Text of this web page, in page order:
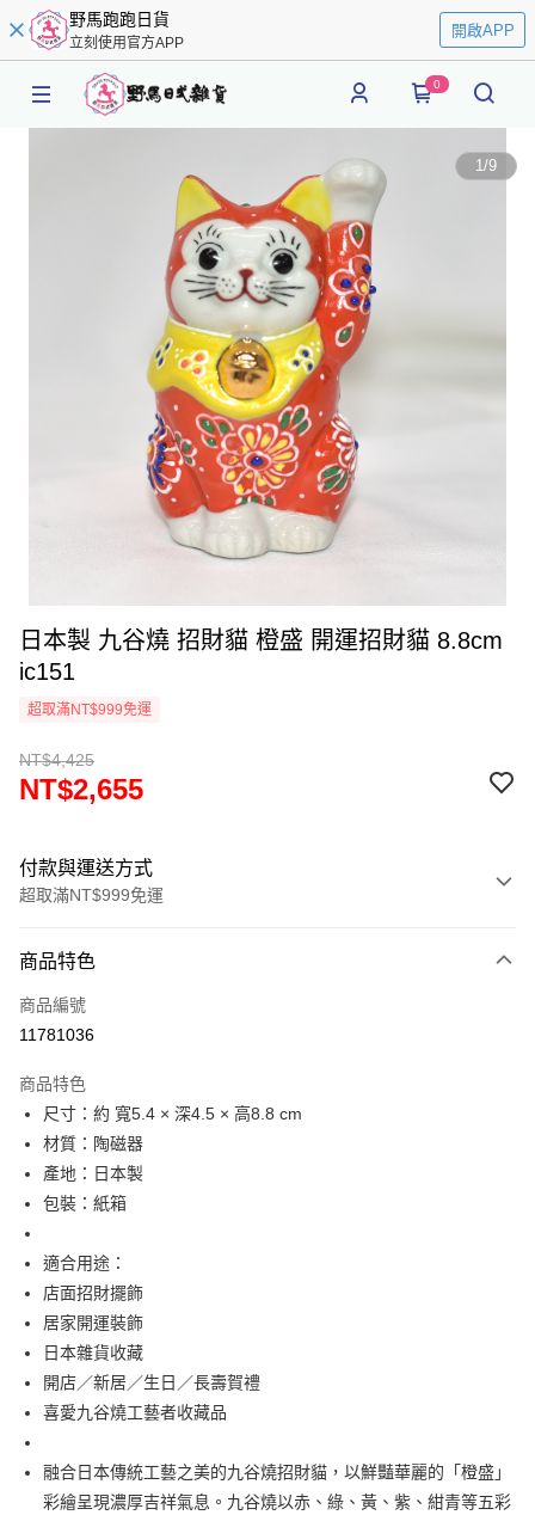
野馬跑跑日貨
立刻使用官方APP
開啟APP
0
1/9
日本製 九谷燒 招財貓 橙盛 開運招財貓 8.8cm
ic151
超取滿NT$999免運
NT$4,425
NT$2,655
付款與運送方式
超取滿NT$999免運
信用卡一次付款
信用卡分期付款
合作金庫商業銀行
華南商業銀行
彰化商業銀行
上海商業儲蓄銀行
國泰世華商業銀行
臺灣中小企業銀行
元大商業銀行
玉山商業銀行
台新國際商業銀行
台灣樂天信用卡公司
超商取貨付款
LINE Pay
Apple Pay
街口支付
Google Pay
運送方式
全家取貨付款
每筆NT$65，滿NT$999(含以上)免運費
商品特色
商品編號
11781036
商品特色
尺寸：約 寬5.4 × 深4.5 × 高8.8 cm
材質：陶磁器
產地：日本製
包裝：紙箱
適合用途：
店面招財擺飾
居家開運裝飾
日本雜貨收藏
開店／新居／生日／長壽賀禮
喜愛九谷燒工藝者收藏品
融合日本傳統工藝之美的九谷燒招財貓，以鮮豔華麗的「橙盛」
彩繪呈現濃厚吉祥氣息。九谷燒以赤、綠、黃、紫、紺青等五彩